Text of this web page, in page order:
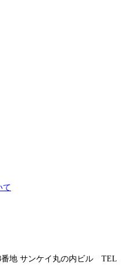
て
番地 サンケイ丸の内ビル TEL